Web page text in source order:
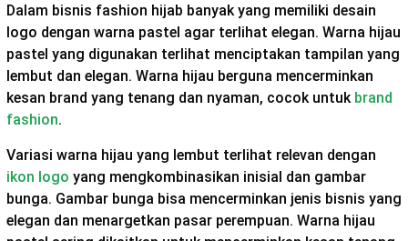
Dalam bisnis fashion hijab banyak yang memiliki desain
logo dengan warna pastel agar terlihat elegan. Warna hijau
pastel yang digunakan terlihat menciptakan tampilan yang
lembut dan elegan. Warna hijau berguna mencerminkan
kesan brand yang tenang dan nyaman, cocok untuk brand
fashion.
Variasi warna hijau yang lembut terlihat relevan dengan
ikon logo yang mengkombinasikan inisial dan gambar
bunga. Gambar bunga bisa mencerminkan jenis bisnis yang
elegan dan menargetkan pasar perempuan. Warna hijau